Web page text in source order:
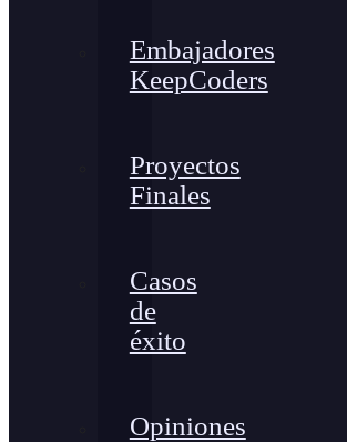
Embajadores
KeepCoders
Proyectos
Finales
Casos
de
éxito
Opiniones